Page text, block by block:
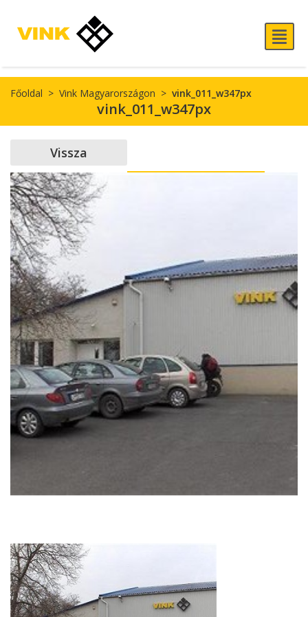
Főoldal > Vink Magyarországon > vink_011_w347px
vink_011_w347px
Vissza